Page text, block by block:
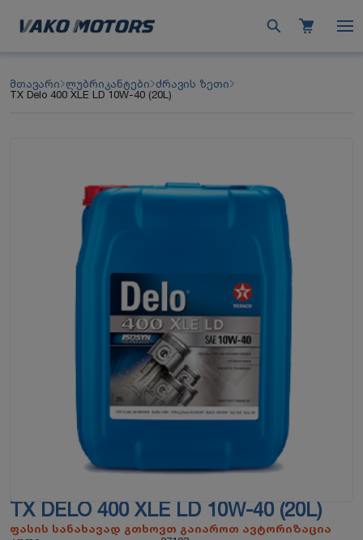
მთავარი ლუბრიკანტები ძრავის ზეთი
TX Delo 400 XLE LD 10W-40 (20L)
TX DELO 400 XLE LD 10W-40 (20L)
ფასის სანახავად გთხოვთ გაიაროთ ავტორიზაცია